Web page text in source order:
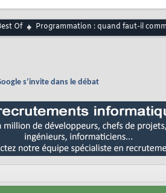
Of Programmation : quand faut-il
s’invite dans le débat